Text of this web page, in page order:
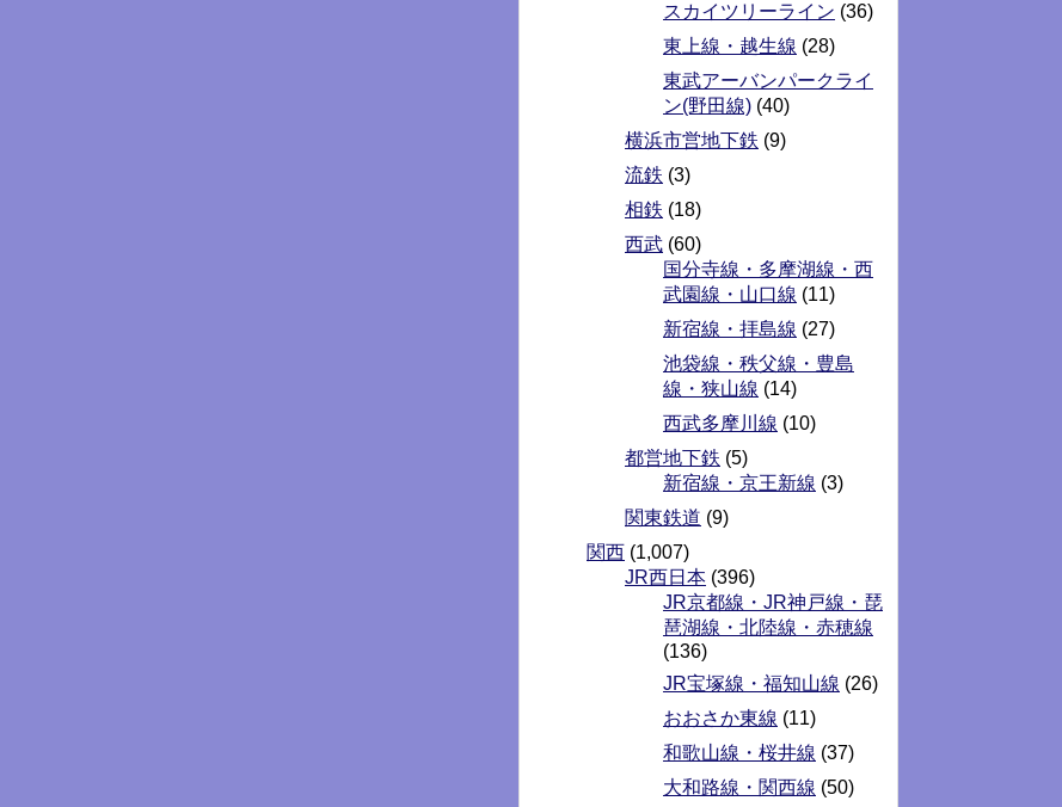
スカイツリーライン (36)
東上線・越生線 (28)
東武アーバンパークライ
ン(野田線) (40)
横浜市営地下鉄 (9)
流鉄 (3)
相鉄 (18)
西武 (60)
国分寺線・多摩湖線・西
武園線・山口線 (11)
新宿線・拝島線 (27)
池袋線・秩父線・豊島
線・狭山線 (14)
西武多摩川線 (10)
都営地下鉄 (5)
新宿線・京王新線 (3)
関東鉄道 (9)
関西 (1,007)
JR西日本 (396)
JR京都線・JR神戸線・琵
琶湖線・北陸線・赤穂線
(136)
JR宝塚線・福知山線 (26)
おおさか東線 (11)
和歌山線・桜井線 (37)
大和路線・関西線 (50)